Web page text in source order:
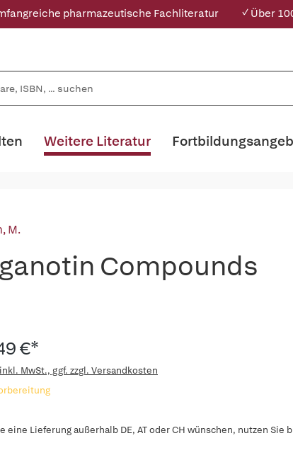
pharmazeutische Fachliteratur ✓ Über
Weitere Literatur
M.
Compounds
€*
MwSt., ggf. zzgl. Versandkosten
eine Lieferung außerhalb DE, AT oder CH wünschen, nutzen Sie